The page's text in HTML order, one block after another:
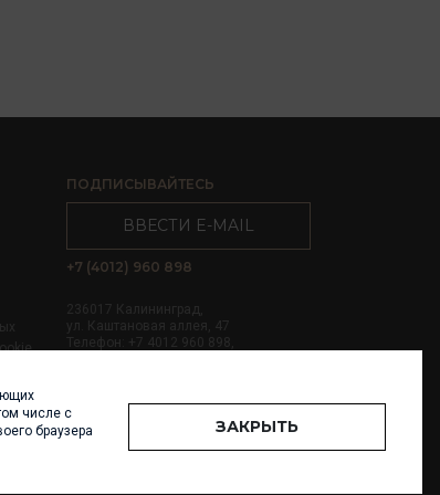
ПОДПИСЫВАЙТЕСЬ
ВВЕСТИ E-MAIL
+7 (4012) 960 898
236017 Калининград,
ул. Каштановая аллея, 47
Телефон: +7 4012 960 898,
числе с
браузера
ЗАКРЫТЬ